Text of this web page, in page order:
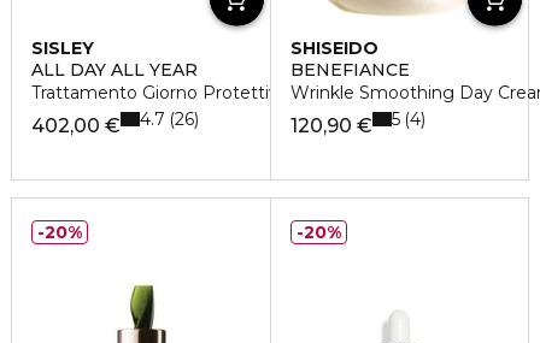
SISLEY
ALL DAY ALL YEAR
Trattamento Giorno Protettivo Anti-Età
402,00 € 4.7 26
SHISEIDO
BENEFIANCE
Wrinkle Smoothing Day
120,90 € 5 4
20% 20%